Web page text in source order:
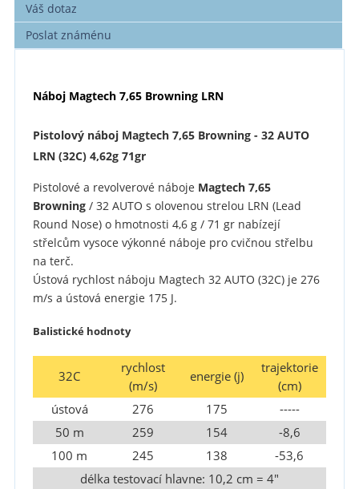
Váš dotaz
Poslat známénu
Náboj Magtech 7,65 Browning LRN
Pistolový náboj Magtech 7,65 Browning - 32 AUTO
LRN (32C) 4,62g 71gr
Pistolové a revolverové náboje Magtech 7,65
Browning/ 32 AUTO s olovenou strelou LRN (Lead
Round Nose) o hmotnosti 4,6 g / 71 gr nabízejí
střelcům vysoce výkonné náboje pro cvičnou střelbu
na terč.
Ústová rychlost náboju Magtech 32 AUTO (32C) je 276
m/s a ústová energie 175 J.
Balistické hodnoty
32C
rychlost
(m/s)
energie (j)
trajektorie
(cm)
ústová
276 175
-----
50 m
259 154
-8,6
100 m
245 138
-53,6
délka testovací hlavne: 10,2 cm = 4"